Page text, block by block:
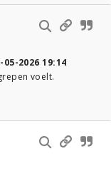
05-2026 19:14
voelt.